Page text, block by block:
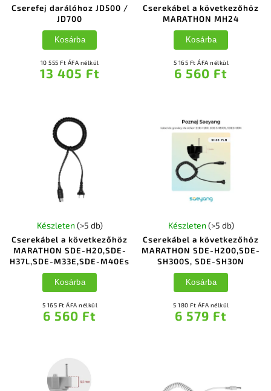
Cserefej darálóhoz JD500 /
JD700
10 555 Ft ÁFA nélkül
13 405 Ft
Kosárba
Cserekábel a következőhöz
MARATHON MH24
5 165 Ft ÁFA nélkül
6 560 Ft
Kosárba
Cserekábel a következőhöz
MARATHON SDE-H20,SDE-
H37L,SDE-M33E,SDE-M40Es
Készleten (>5 db)
5 165 Ft ÁFA nélkül
6 560 Ft
Kosárba
Cserekábel a következőhöz
MARATHON SDE-H200,SDE-
SH300S, SDE-SH30N
Készleten (>5 db)
5 180 Ft ÁFA nélkül
6 579 Ft
Kosárba